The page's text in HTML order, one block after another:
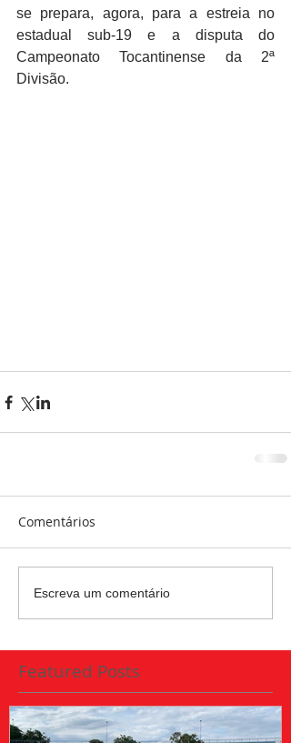
se prepara, agora, para a estreia no
estadual sub-19 e a disputa do
Campeonato Tocantinense da 2ª
Divisão.
Comentários
Escreva um comentário
Featured Posts